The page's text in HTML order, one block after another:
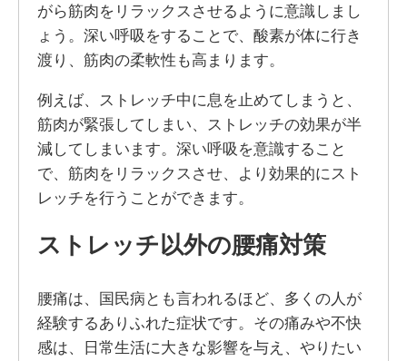
がら筋肉をリラックスさせるように意識しまし
ょう。深い呼吸をすることで、酸素が体に行き
渡り、筋肉の柔軟性も高まります。
例えば、ストレッチ中に息を止めてしまうと、
筋肉が緊張してしまい、ストレッチの効果が半
減してしまいます。深い呼吸を意識すること
で、筋肉をリラックスさせ、より効果的にスト
レッチを行うことができます。
ストレッチ以外の腰痛対策
腰痛は、国民病とも言われるほど、多くの人が
経験するありふれた症状です。その痛みや不快
感は、日常生活に大きな影響を与え、やりたい